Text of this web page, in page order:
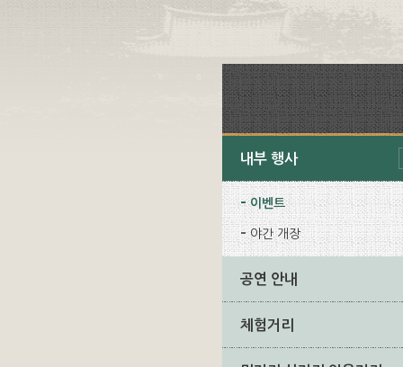
내부 행사
이벤트
야간 개장
공연 안내
체험거리